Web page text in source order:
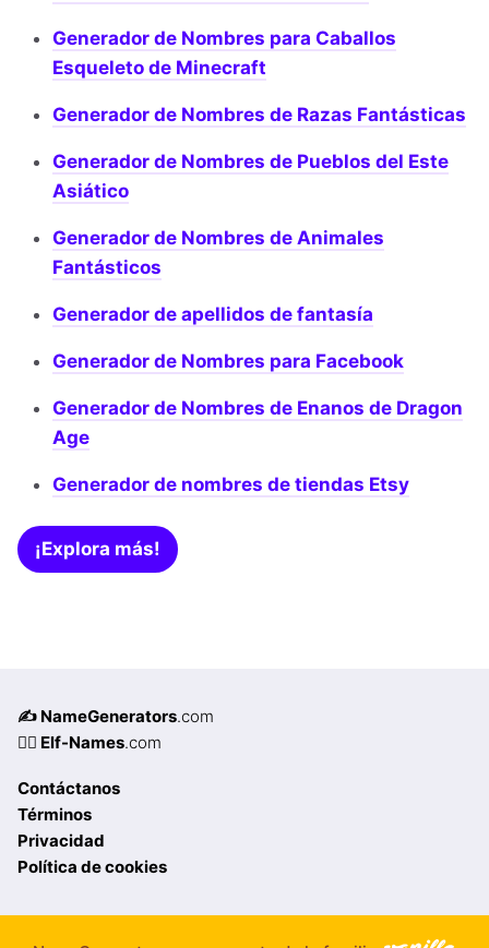
Generador de Nombres para Caballos
Esqueleto de Minecraft
Generador de Nombres de Razas Fantásticas
Generador de Nombres de Pueblos del Este
Asiático
Generador de Nombres de Animales
Fantásticos
Generador de apellidos de fantasía
Generador de Nombres para Facebook
Generador de Nombres de Enanos de Dragon
Age
Generador de nombres de tiendas Etsy
¡Explora más!
✍️ NameGenerators.com
🧝‍♀️ Elf-Names.com
Contáctanos
Términos
Privacidad
Política de cookies